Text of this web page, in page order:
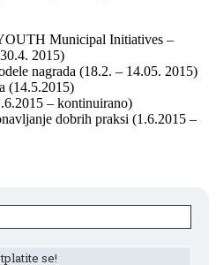
Municipal Initiatives –
2015)
nagrada (18.2. – 14.05. 2015)
(14.5.2015)
– kontinuirano)
dobrih praksi (1.6.2015 –